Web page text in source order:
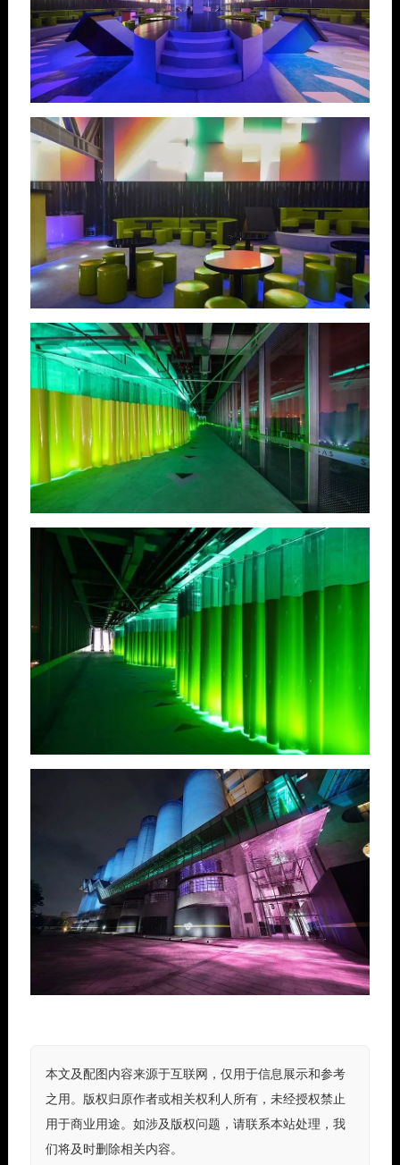
本文及配图内容来源于互联网，仅用于信息展示和参考
之用。版权归原作者或相关权利人所有，未经授权禁止
用于商业用途。如涉及版权问题，请联系本站处理，我
们将及时删除相关内容。